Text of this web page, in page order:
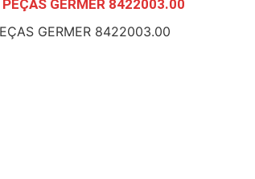
GERMER 8422003.00
GERMER 8422003.00